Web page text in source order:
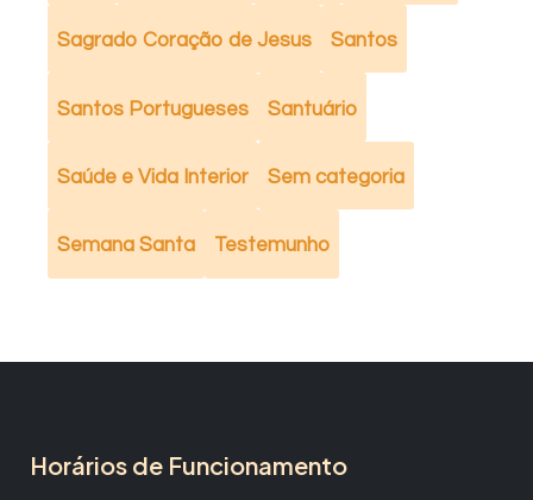
Sagrado Coração de Jesus Santos
Santos Portugueses Santuário
Saúde e Vida Interior Sem categoria
Semana Santa Testemunho
Horários de Funcionamento